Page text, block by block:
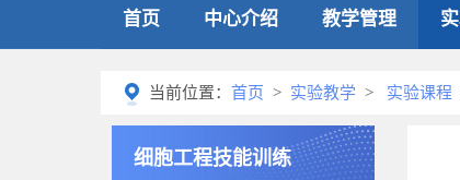
首页 中心介绍 教学管理
当前位置： 首页 > 实验教学 > 实验课程
细胞工程技能训练